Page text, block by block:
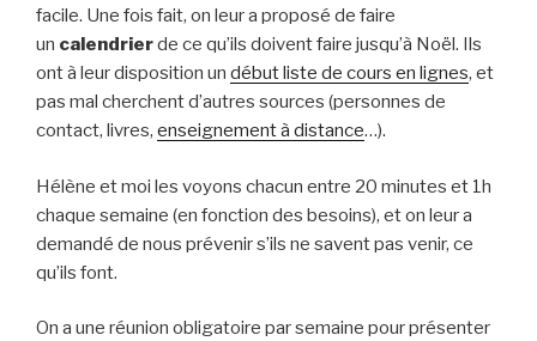
facile. Une fois fait, on leur a proposé de faire
un calendrierde ce qu’ils doivent faire jusqu’à Noël. Ils
ont à leur disposition un début liste de cours en lignes, et
pas mal cherchent d’autres sources (personnes de
contact, livres, enseignement à distance…).
Hélène et moi les voyons chacun entre 20 minutes et 1h
chaque semaine (en fonction des besoins), et on leur a
demandé de nous prévenir s’ils ne savent pas venir, ce
qu’ils font.
On a une réunion obligatoire par semaine pour présenter